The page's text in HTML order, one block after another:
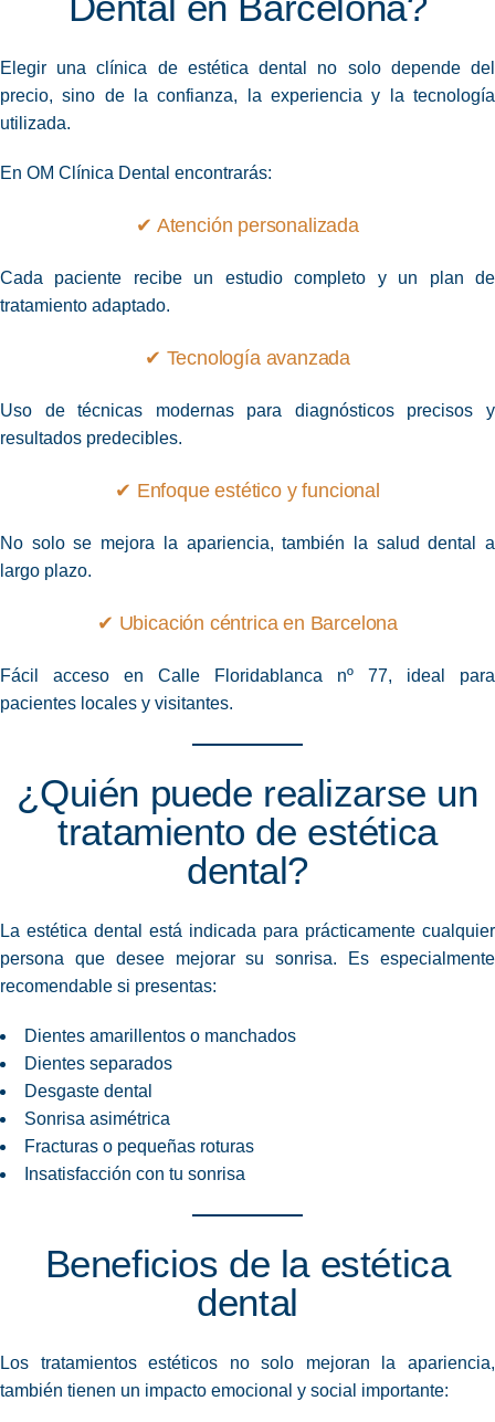
Elegir una clínica de estética dental no solo depende del
precio, sino de la confianza, la experiencia y la tecnología
utilizada.
En OM Clínica Dental encontrarás:
✔ Atención personalizada
Cada paciente recibe un estudio completo y un plan de
tratamiento adaptado.
✔ Tecnología avanzada
Uso de técnicas modernas para diagnósticos precisos y
resultados predecibles.
✔ Enfoque estético y funcional
No solo se mejora la apariencia, también la salud dental a
largo plazo.
✔ Ubicación céntrica en Barcelona
Fácil acceso en Calle Floridablanca nº 77, ideal para
pacientes locales y visitantes.
¿Quién puede realizarse un
tratamiento de estética
dental?
La estética dental está indicada para prácticamente cualquier
persona que desee mejorar su sonrisa. Es especialmente
recomendable si presentas:
Dientes amarillentos o manchados
Dientes separados
Desgaste dental
Sonrisa asimétrica
Fracturas o pequeñas roturas
Insatisfacción con tu sonrisa
Beneficios de la estética
dental
Los tratamientos estéticos no solo mejoran la apariencia,
también tienen un impacto emocional y social importante: